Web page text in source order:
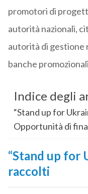
promotori di
autorità nazionali,
autorità di gestione
banche
Indice degli
“Stand up for
Opportunità di
“Stand up for
raccolti